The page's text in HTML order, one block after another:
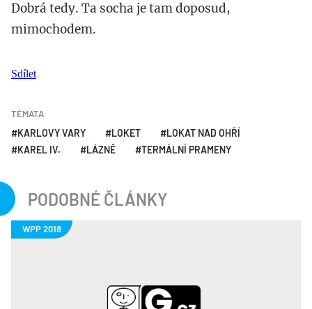
Dobrá tedy. Ta socha je tam doposud,
mimochodem.
Sdílet
TÉMATA
KARLOVY VARY LOKET
LOKAT NAD OHŘÍ
KAREL IV.
LÁZNĚ TERMÁLNÍ PRAMENY
PODOBNÉ ČLÁNKY